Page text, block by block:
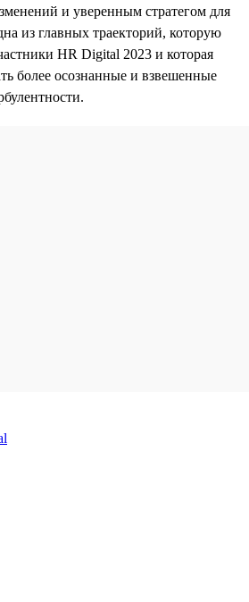
и уверенным стратегом для
из главных траекторий, которую
HR Digital 2023 и которая
более осознанные и взвешенные